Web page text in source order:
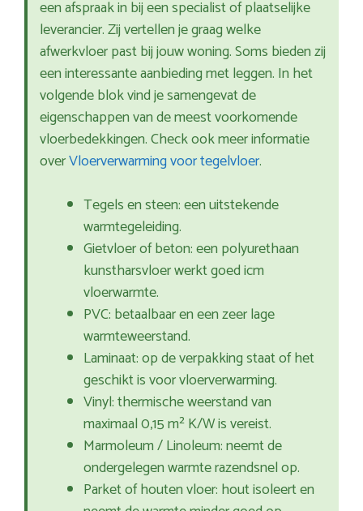
een afspraak in bij een specialist of plaatselijke
leverancier. Zij vertellen je graag welke
afwerkvloer past bij jouw woning. Soms bieden zij
een interessante aanbieding met leggen. In het
volgende blok vind je samengevat de
eigenschappen van de meest voorkomende
vloerbedekkingen. Check ook meer informatie
overVloerverwarming voor tegelvloer.
Tegels en steen: een uitstekende
warmtegeleiding.
Gietvloer of beton: een polyurethaan
kunstharsvloer werkt goed icm
vloerwarmte.
PVC: betaalbaar en een zeer lage
warmteweerstand.
Laminaat: op de verpakking staat of het
geschikt is voor vloerverwarming.
Vinyl: thermische weerstand van
maximaal 0,15 m² K/W is vereist.
Marmoleum / Linoleum: neemt de
ondergelegen warmte razendsnel op.
Parket of houten vloer: hout isoleert en